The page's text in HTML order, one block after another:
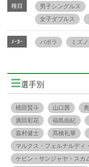
種目 男子シングルス
女子ダブルス
ﾒｰｶｰ バボラ ミズノ
選手別
桃田賢斗 山口茜
廣田彩花
福島由紀
嘉村健士
髙橋礼華
マルクス・フェルナルディ
ケビン・サンジャヤ・スカ